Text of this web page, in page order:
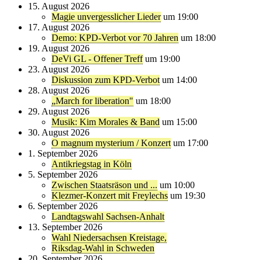
15. August 2026
Magie unvergesslicher Lieder um 19:00
17. August 2026
Demo: KPD-Verbot vor 70 Jahren um 18:00
19. August 2026
DeVi GL - Offener Treff um 19:00
23. August 2026
Diskussion zum KPD-Verbot um 14:00
28. August 2026
„March for liberation" um 18:00
29. August 2026
Musik: Kim Morales & Band um 15:00
30. August 2026
O magnum mysterium / Konzert um 17:00
1. September 2026
Antikriegstag in Köln
5. September 2026
Zwischen Staatsräson und ... um 10:00
Klezmer-Konzert mit Freylechs um 19:30
6. September 2026
Landtagswahl Sachsen-Anhalt
13. September 2026
Wahl Niedersachsen Kreistage,
Riksdag-Wahl in Schweden